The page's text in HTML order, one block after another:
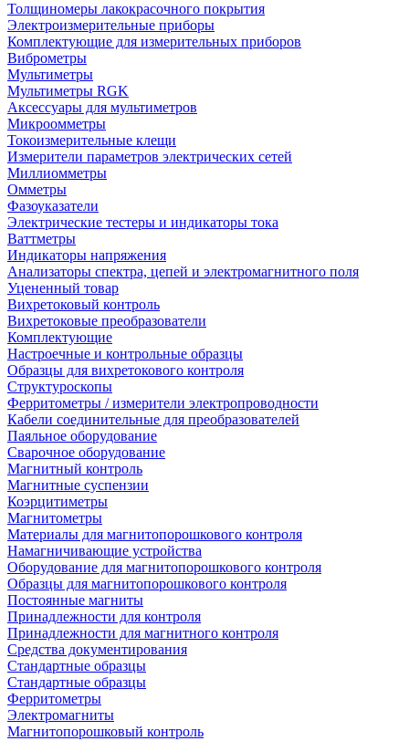
Толщиномеры лакокрасочного покрытия
Электроизмерительные приборы
Комплектующие для измерительных приборов
Виброметры
Мультиметры
Мультиметры RGK
Аксессуары для мультиметров
Микроомметры
Токоизмерительные клещи
Измерители параметров электрических сетей
Миллиомметры
Омметры
Фазоуказатели
Электрические тестеры и индикаторы тока
Ваттметры
Индикаторы напряжения
Анализаторы спектра, цепей и электромагнитного поля
Уцененный товар
Вихретоковый контроль
Вихретоковые преобразователи
Комплектующие
Настроечные и контрольные образцы
Образцы для вихретокового контроля
Структуроскопы
Ферритометры / измерители электропроводности
Кабели соединительные для преобразователей
Паяльное оборудование
Сварочное оборудование
Магнитный контроль
Магнитные суспензии
Коэрцитиметры
Магнитометры
Материалы для магнитопорошкового контроля
Намагничивающие устройства
Оборудование для магнитопорошкового контроля
Образцы для магнитопорошкового контроля
Постоянные магниты
Принадлежности для контроля
Принадлежности для магнитного контроля
Средства документирования
Стандартные образцы
Стандартные образцы
Ферритометры
Электромагниты
Магнитопорошковый контроль